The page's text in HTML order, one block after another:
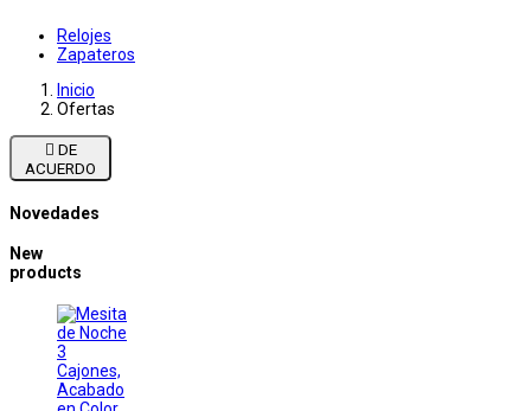
Relojes
Zapateros
Inicio
Ofertas

ACUERDO
Novedades
New
products